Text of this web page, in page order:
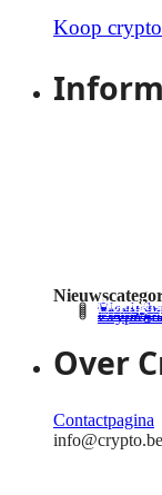
Koop
Trading
Overig
Actuele
Over
Contactpagina
info@crypto.be